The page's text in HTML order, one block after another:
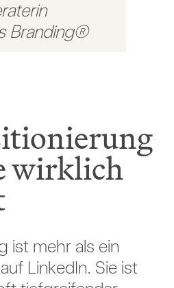
Branding®
wirklich
ist mehr als ein
LinkedIn. Sie ist